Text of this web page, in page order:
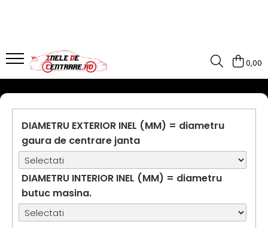
0,00
DIAMETRU EXTERIOR INEL (MM) = diametru
gaura de centrare janta
DIAMETRU INTERIOR INEL (MM) = diametru
butuc masina.